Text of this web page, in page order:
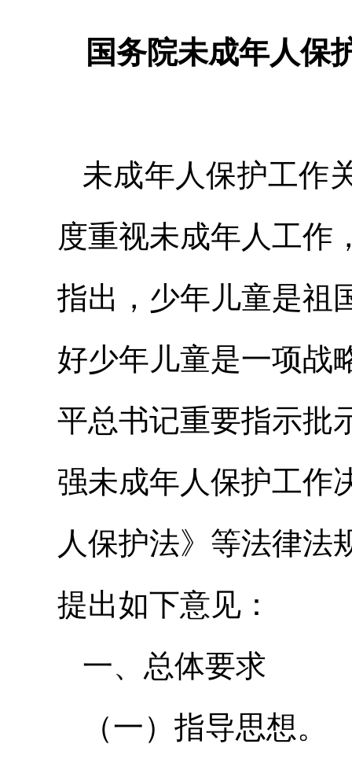
国务院未成年人保
未成年人保护工作
度重视未成年人工作
指出，少年儿童是祖
好少年儿童是一项战
平总书记重要指示批
强未成年人保护工作
人保护法》 等法律法
提出如下意见：
一、总体要求
（一）指导思想。